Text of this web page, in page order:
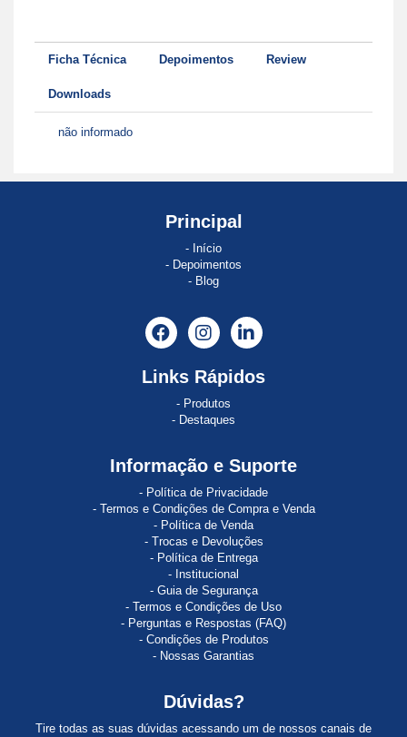
Ficha Técnica Depoimentos Review
Downloads
não informado
Principal
Início
Depoimentos
Blog
Links Rápidos
Produtos
Destaques
Informação e Suporte
Política de Privacidade
Termos e Condições de Compra e Venda
Política de Venda
Trocas e Devoluções
Política de Entrega
Institucional
Guia de Segurança
Termos e Condições de Uso
Perguntas e Respostas (FAQ)
Condições de Produtos
Nossas Garantias
Dúvidas?
Tire todas as suas dúvidas acessando um de nossos canais de